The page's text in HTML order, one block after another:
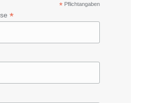
* Pflichtangaben
*